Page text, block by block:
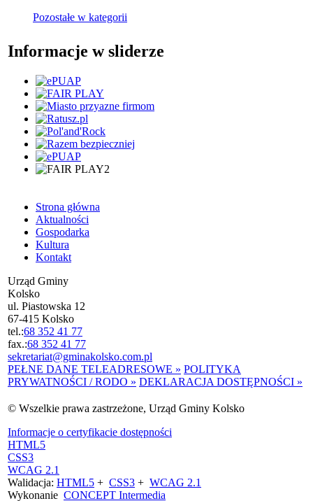
Pozostałe w kategorii
Informacje w sliderze
Strona główna
Aktualności
Gospodarka
Kultura
Kontakt
Urząd Gminy
Kolsko
ul. Piastowska 12
67-415 Kolsko
tel.:68 352 41 77
fax.:68 352 41 77
sekretariat@gminakolsko.com.pl
PEŁNE DANE TELEADRESOWE » POLITYKA
PRYWATNOŚCI / RODO » DEKLARACJA DOSTĘPNOŚCI »
© Wszelkie prawa zastrzeżone, Urząd Gminy Kolsko
Informacje o certyfikacie dostępności
HTML5
CSS3
WCAG 2.1
Walidacja: HTML5 + CSS3 + WCAG 2.1
Wykonanie CONCEPT Intermedia